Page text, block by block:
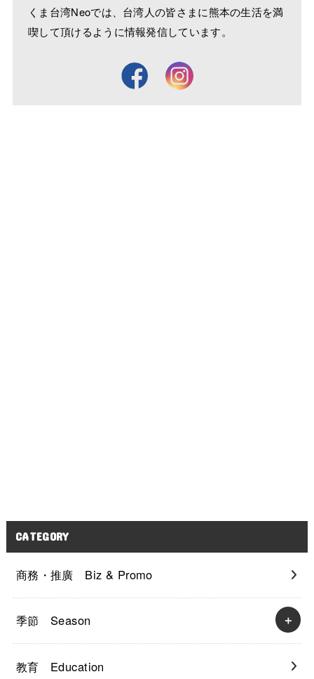
くま台湾Neoでは、台湾人の皆さまに熊本の生活を満
喫して頂けるように情報発信しています。
CATEGORY
商務・推廣 Biz & Promo
季節 Season
教育 Education